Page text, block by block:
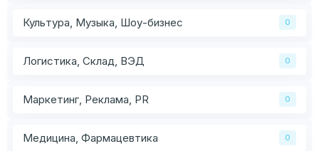
Культура, Музыка, Шоу-бизнес 0
Логистика, Склад, ВЭД 0
Маркетинг, Реклама, PR 0
Медицина, Фармацевтика 0